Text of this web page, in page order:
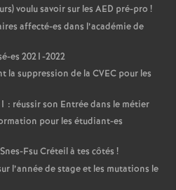
voulu savoir sur les AED pré-pro !
affecté-es dans l’académie de
es 2021-2022
la suppression de la CVEC pour les
: réussir son Entrée dans le métier
pour les étudiant-es
Fsu Créteil à tes côtés !
l’année de stage et les mutations le